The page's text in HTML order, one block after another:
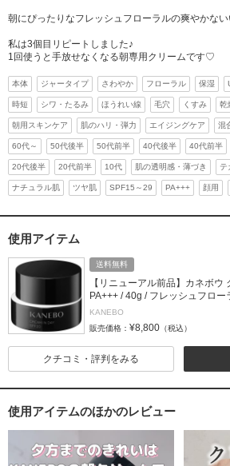
朝にぴったりなフレッシュフローラルの爽やかな
私は3個目リピートしました♪
1回使うと手放せなくなる朝専用クリームです♡
本体 ジャータイプ さわやか フローラル 保湿
時短 シワ・たるみ ほうれい線 毛穴 くすみ 乾
朝用スキンケア 肌のハリ・弾力 エイジングケア 混
60代～ 50代後半 50代前半 40代後半 40代前半
20代後半 20代前半 10代 肌の透明感・薄づき テ
ナチュラル肌 ツヤ肌 SPF15～29 PA+++ 顔用
使用アイテム
送料無料
【リニューアル前品】カネボウ
PA+++ / 40g / フレッシュフロー
KANEBO
販売価格： ¥8,800 （税込）
クチコミ・評判をみる
使用アイテムのほかのレビュー